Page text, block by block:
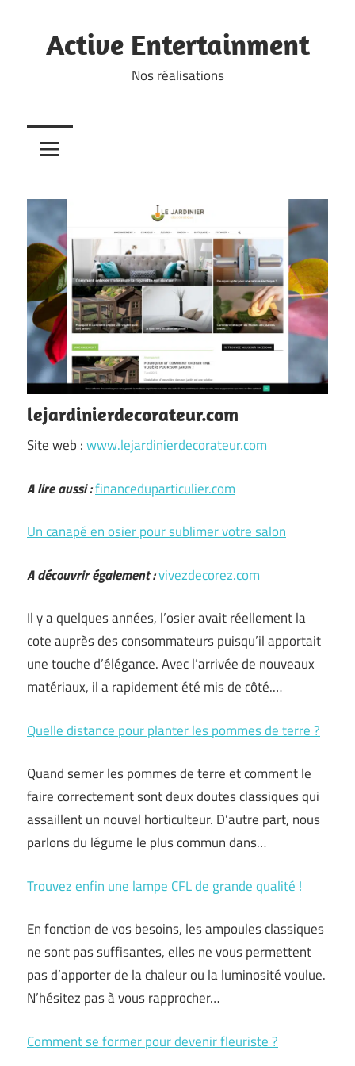
content
Active Entertainment
Nos réalisations
lejardinierdecorateur.com
Site web :www.lejardinierdecorateur.com
A lire aussi :financeduparticulier.com
Un canapé en osier pour sublimer votre salon
A découvrir également :vivezdecorez.com
Il y a quelques années, l’osier avait réellement la
cote auprès des consommateurs puisqu’il apportait
une touche d’élégance. Avec l’arrivée de nouveaux
matériaux, il a rapidement été mis de côté.…
Quelle distance pour planter les pommes de terre ?
Quand semer les pommes de terre et comment le
faire correctement sont deux doutes classiques qui
assaillent un nouvel horticulteur. D’autre part, nous
parlons du légume le plus commun dans…
Trouvez enfin une lampe CFL de grande qualité !
En fonction de vos besoins, les ampoules classiques
ne sont pas suffisantes, elles ne vous permettent
pas d’apporter de la chaleur ou la luminosité voulue.
N’hésitez pas à vous rapprocher…
Comment se former pour devenir fleuriste ?